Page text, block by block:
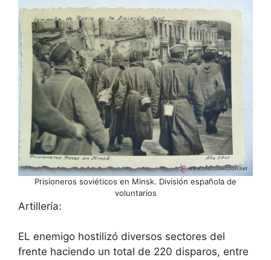
Prisioneros soviéticos en Minsk. División española de
voluntarios
Artillería:
EL enemigo hostilizó diversos sectores del
frente haciendo un total de 220 disparos, entre